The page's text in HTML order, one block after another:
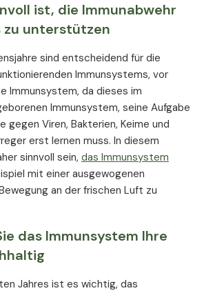
ist, die Immunabwehr
zu unterstützen
sind entscheidend für die
Immunsystems, vor
Immunsystem, da dieses im
Immunsystem, seine Aufgabe
gegen Viren, Bakterien, Keime und
erst lernen muss. In diesem
sinnvoll sein, das Immunsystem
mit einer ausgewogenen
an der frischen Luft zu
das Immunsystem Ihre
Jahres ist es wichtig, das